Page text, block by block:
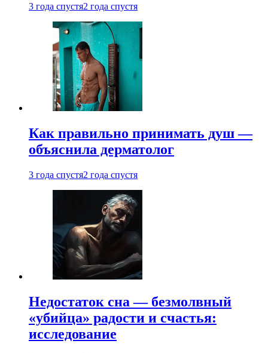
3 года спустя2 года спустя
Как правильно принимать душ —
объяснила дерматолог
3 года спустя2 года спустя
Недостаток сна — безмолвный
«убийца» радости и счастья:
исследование